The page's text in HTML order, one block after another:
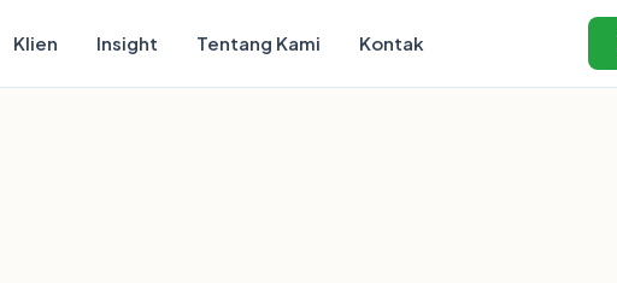
Klien Insight Tentang Kami Kontak